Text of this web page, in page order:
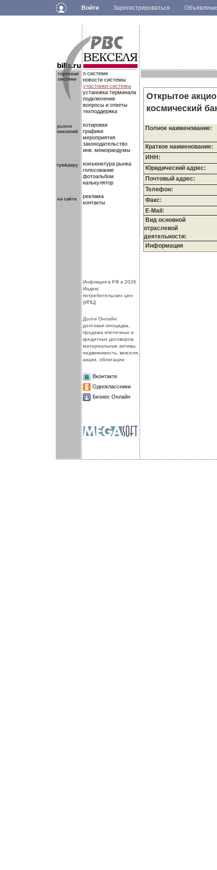
Войти Зарегистрироваться
.
.о системе
новости системы
участники системы
установка терминала
подключение
вопросы и ответы
техподдержка
котировки
графики
мероприятия
законодательство
инв. меморандумы
конъюнктура рынка
голосование
фотоальбом
калькулятор
реклама
контакты
.
Открытое
космический
Полное наименование:
Краткое наименование:
ИНН:
Юридический адрес:
Почтовый адрес:
Телефон:
Факс:
E-Mail:
Вид основной
отраслевой
деятельности:
Информация
.Инфляция в РФ в 2026
Индекс
потребительских цен
(ИПЦ)
Долги Онлайн:
долговая площадка,
продажа ипотечных и
кредитных договоров,
материальные активы,
недвижимость, векселя,
акции, облигации
Вконтакте
Одноклассники
Бизнес Онлайн
.